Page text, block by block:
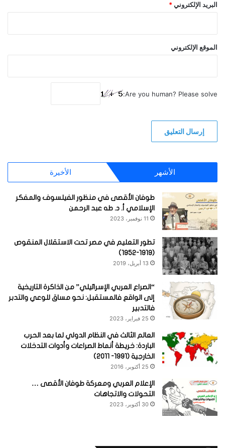
البريد الإلكتروني *
الموقع الإلكتروني
Are you human? Please solve:
الأشهر الأخيرة
طوفان الأقصى في منظور الفيلسوف والمفكر
الإسلامي أ. د. طه عبد الرحمن
11 نوفمبر، 2023
تطور التعليم في مصر تحت الاستقلال المنقوص
(1919-1952)
13 أبريل، 2019
“الصراع العربي الإسرائيلي” من الذاكرة التاريخية
إلى الواقع فالمستقبل: نحو مساق للوعي والتدبر
فالتدبير
25 فبراير، 2023
العالم الثالث في النظام الدولي لما بعد الحرب
الباردة: خريطة أنماط الصراعات وأدوات التدخلات
الخارجية (1991- 2011)
25 أكتوبر، 2016
الإعلام العربي ومعركة طوفان الأقصى …
التحولات والاتجاهات
30 أكتوبر، 2023